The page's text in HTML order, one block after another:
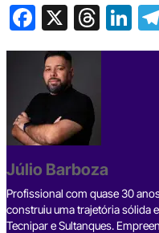
F
a
c
e
b
o
o
k
X T
hr
s
Li
n
Júlio Barboza
Profissional com quase 30
construiu uma trajetória sólida
Tecnipar e Sultanques.